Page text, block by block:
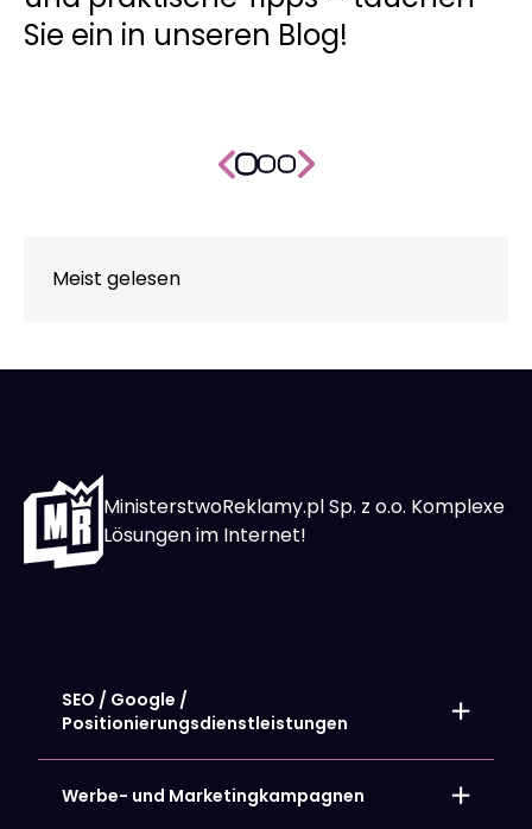
Sie ein in unseren Blog!
Meist gelesen
MinisterstwoReklamy.pl Sp. z o.o. Komplexe
Lösungen im Internet!
SEO / Google /
Positionierungsdienstleistungen
Lokale Positionierung – SEO-Seiten
Positionierung von Online-Shops
Positionierung der Website
Werbe- und Marketingkampagnen